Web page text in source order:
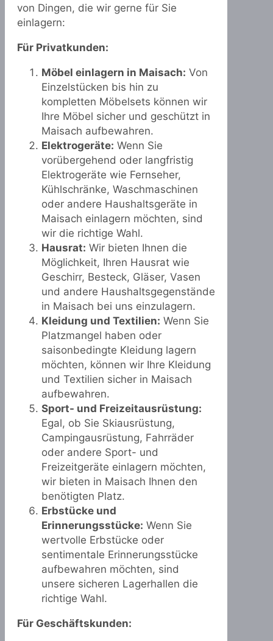
von Dingen, die wir gerne für Sie
einlagern:
Für Privatkunden:
Möbel einlagern in Maisach: Von
Einzelstücken bis hin zu
kompletten Möbelsets können wir
Ihre Möbel sicher und geschützt in
Maisach aufbewahren.
Elektrogeräte: Wenn Sie
vorübergehend oder langfristig
Elektrogeräte wie Fernseher,
Kühlschränke, Waschmaschinen
oder andere Haushaltsgeräte in
Maisach einlagern möchten, sind
wir die richtige Wahl.
Hausrat: Wir bieten Ihnen die
Möglichkeit, Ihren Hausrat wie
Geschirr, Besteck, Gläser, Vasen
und andere Haushaltsgegenstände
in Maisach bei uns einzulagern.
Kleidung und Textilien: Wenn Sie
Platzmangel haben oder
saisonbedingte Kleidung lagern
möchten, können wir Ihre Kleidung
und Textilien sicher in Maisach
aufbewahren.
Sport- und Freizeitausrüstung:
Egal, ob Sie Skiausrüstung,
Campingausrüstung, Fahrräder
oder andere Sport- und
Freizeitgeräte einlagern möchten,
wir bieten in Maisach Ihnen den
benötigten Platz.
Erbstücke und
Erinnerungsstücke: Wenn Sie
wertvolle Erbstücke oder
sentimentale Erinnerungsstücke
aufbewahren möchten, sind
unsere sicheren Lagerhallen die
richtige Wahl.
Für Geschäftskunden: